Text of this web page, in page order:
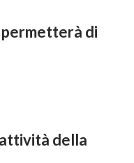
permetterà di
della